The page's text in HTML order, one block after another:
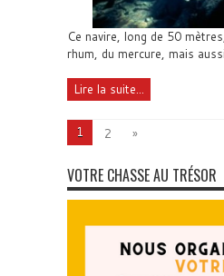
Ce navire, long de 50
rhum, du mercure, mais
Lire la suite...
1 2 »
VOTRE CHASSE AU TRÉSOR